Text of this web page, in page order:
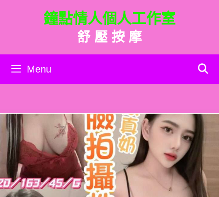
內
鐘點情人個人工作室
舒 壓 按 摩
Menu